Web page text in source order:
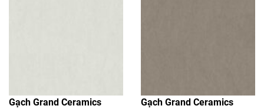
Gạch Grand Ceramics
Gạch Grand Ceramics